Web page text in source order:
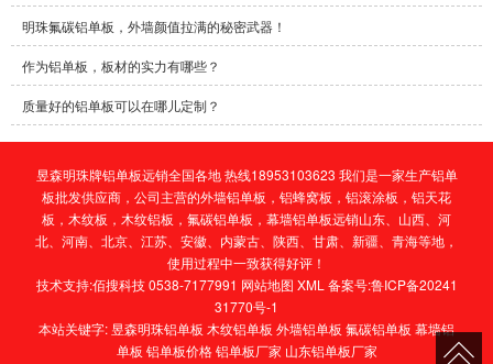
明珠氟碳铝单板，外墙颜值拉满的秘密武器！
作为铝单板，板材的实力有哪些？
质量好的铝单板可以在哪儿定制？
昱森明珠牌铝单板远销全国各地 热线18953103623 我们是一家生产铝单
板批发供应商，公司主营的外墙铝单板 ， 铝蜂窝板 ， 铝滚涂板 ， 铝天花
板 ， 木纹板 ， 木纹铝板 ， 氟碳铝单板 ， 幕墙铝单板远销山东、山西、河
北、河南、北京、江苏、安徽、内蒙古、陕西、甘肃、新疆、青海等地，
使用过程中一致获得好评！
技术支持:佰搜科技 0538-7177991 网站地图 XML 备案号:鲁ICP备20241
31770号-1
本站关键字: 昱森明珠铝单板 木纹铝单板 外墙铝单板 氟碳铝单板 幕墙铝
单板 铝单板价格 铝单板厂家 山东铝单板厂家